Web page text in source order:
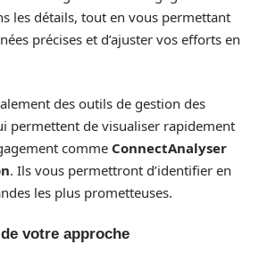
les détails, tout en vous permettant
précises et d’ajuster vos efforts en
des outils de gestion des
permettent de visualiser rapidement
comme ConnectAnalyser
. Ils vous permettront d’identifier en
les plus prometteuses.
votre approche